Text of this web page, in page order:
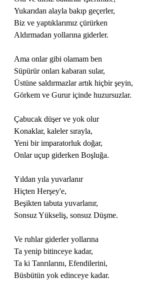
Yukarıdan alayla bakıp geçerler,
Biz ve yaptıklarımız çürürken
Aldırmadan yollarına giderler.
Ama onlar gibi olamam ben
Süpürür onları kabaran sular,
Üstüne saldırmazlar artık hiçbir şeyin,
Görkem ve Gurur içinde huzursuzlar.
Çabucak düşer ve yok olur
Konaklar, kaleler sırayla,
Yeni bir imparatorluk doğar,
Onlar uçup giderken Boşluğa.
Yıldan yıla yuvarlanır
Hiçten Herşey'e,
Beşikten tabuta yuvarlanır,
Sonsuz Yükseliş, sonsuz Düşme.
Ve ruhlar giderler yollarına
Ta yenip bitinceye kadar,
Ta ki Tanrılarını, Efendilerini,
Büsbütün yok edinceye kadar.